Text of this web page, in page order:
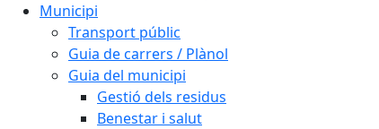
Municipi
Transport públic
Guia de carrers / Plànol
Guia del municipi
Gestió dels residus
Benestar i salut